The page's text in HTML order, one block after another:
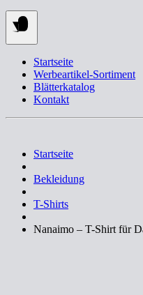
Startseite
Werbeartikel-Sortiment
Blätterkatalog
Kontakt
Startseite
Bekleidung
T-Shirts
Nanaimo – T-Shirt für